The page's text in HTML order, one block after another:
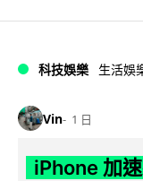
科技娛樂 生活娛
Vin 1 日
iPhone 加